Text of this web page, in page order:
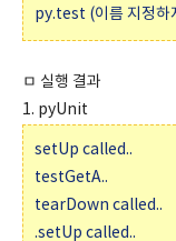
py.test (이름 지정하
ㅁ 실행 결과
1. pyUnit
setUp called..
testGetA..
tearDown called..
.setUp called..